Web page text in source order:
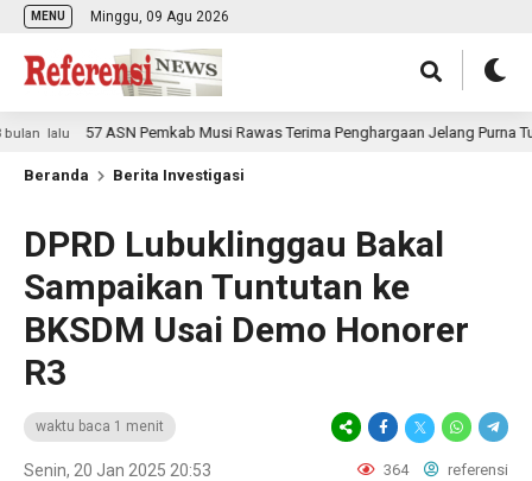
MENU Minggu, 09 Agu 2026
lalu 57 ASN Pemkab Musi Rawas Terima Penghargaan Jelang Purna Tugas
Beranda Berita Investigasi
DPRD Lubuklinggau Bakal
Sampaikan Tuntutan ke
BKSDM Usai Demo Honorer
R3
waktu baca 1 menit
Senin, 20 Jan 2025 20:53 364 referensi